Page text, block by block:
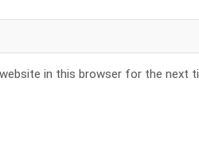
website in this browser for the next